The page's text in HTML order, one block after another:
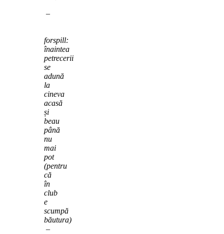
–
forspill:
înaintea
petrecerii
se
adună
la
cineva
acasă
și
beau
până
nu
mai
pot
(pentru
că
în
club
e
scumpă
băutura)
–